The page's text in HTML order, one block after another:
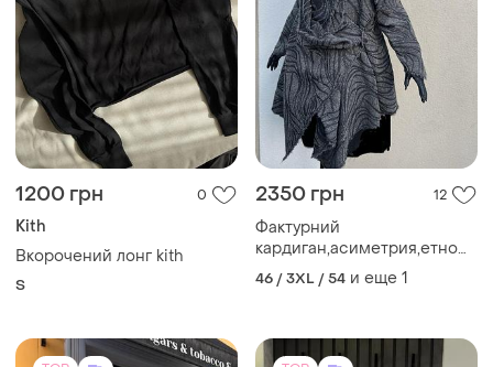
1200 грн 0
Kith
Вкорочений лонг kith
S
2350 грн 12
Фактурний
кардиган,асиметрия,етно
бохо стиль,преміум
бренд,schloss berg
46 / 3XL / 54 и еще 1